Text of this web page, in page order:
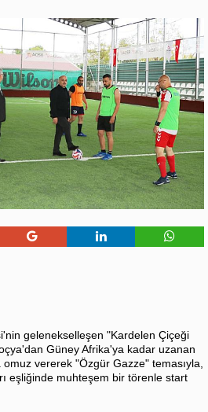
gelenekselleşen "Kardelen Çiçeği
Güney Afrika'ya kadar uzanan
vererek "Özgür Gazze" temasıyla,
eşliğinde muhteşem bir törenle start